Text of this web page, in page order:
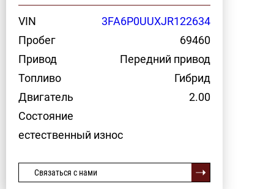
VIN
3FA6P0UUXJR122634
Пробег
69460
Привод
Передний привод
Топливо
Гибрид
Двигатель
2.00
Состояние
естественный износ
Связаться с нами